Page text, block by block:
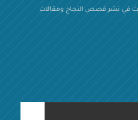
في 2005 وتخصصت في نشر قصص النجاح ومقالات